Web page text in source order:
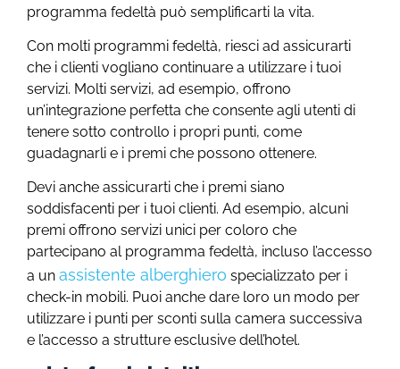
programma fedeltà può semplificarti la vita.
Con molti programmi fedeltà, riesci ad assicurarti
che i clienti vogliano continuare a utilizzare i tuoi
servizi. Molti servizi, ad esempio, offrono
un’integrazione perfetta che consente agli utenti di
tenere sotto controllo i propri punti, come
guadagnarli e i premi che possono ottenere.
Devi anche assicurarti che i premi siano
soddisfacenti per i tuoi clienti. Ad esempio, alcuni
premi offrono servizi unici per coloro che
partecipano al programma fedeltà, incluso l’accesso
a un assistente alberghiero specializzato per i
check-in mobili. Puoi anche dare loro un modo per
utilizzare i punti per sconti sulla camera successiva
e l’accesso a strutture esclusive dell’hotel.